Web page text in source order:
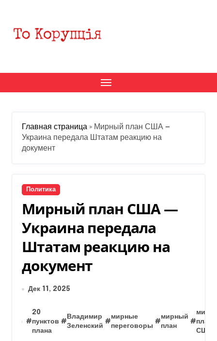
содержанию
Главная страница » Мирный план США —
Украина передала Штатам реакцию на
документ
Политика
Мирный план США —
Украина передала
Штатам реакцию на
документ
Дек 11, 2025
#
20
пунктов
плана
#
Владимир
Зеленский
#
мирные
переговоры
#
мирный
план
#план
США